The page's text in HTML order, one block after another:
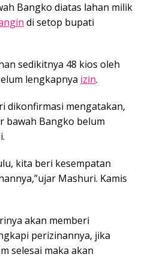
Bangko diatas lahan milik
di setop bupati
sedikitnya 48 kios oleh
lengkapnya izin.
dikonfirmasi mengatakan,
bawah Bangko belum
kita beri kesempatan
Mashuri. Kamis
akan memberi
perizinannya, jika
selesai maka akan